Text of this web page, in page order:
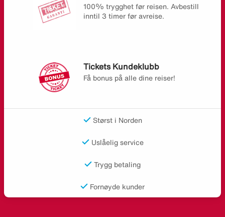
100% trygghet før reisen. Avbestill
inntil 3 timer før avreise.
Tickets Kundeklubb
Få bonus på alle dine reiser!
Størst i Norden
Uslåelig service
Trygg betaling
Fornøyde kunder